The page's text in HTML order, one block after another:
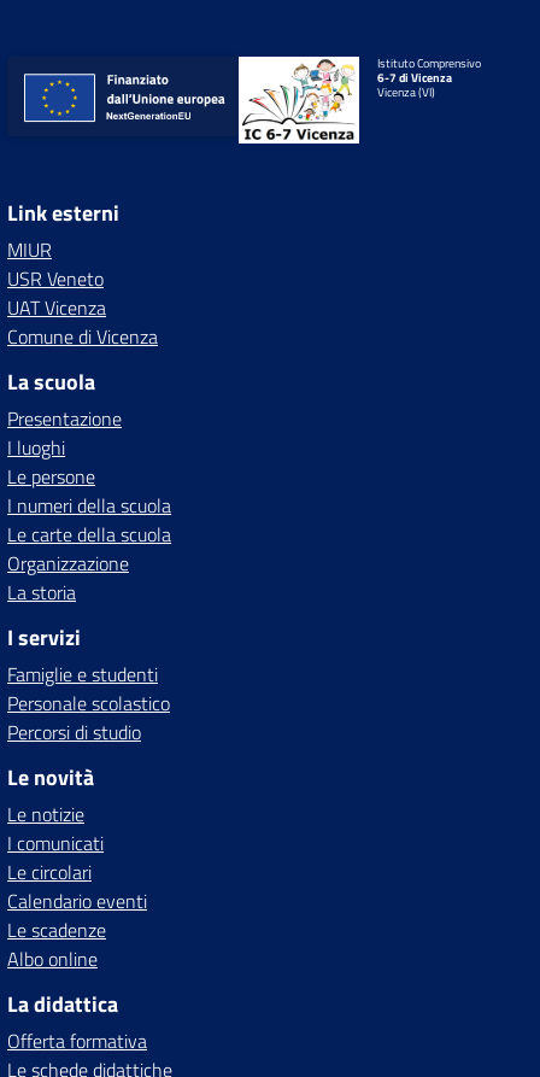
Istituto Comprensivo
6-7 di Vicenza
Vicenza (VI)
Link esterni
MIUR
USR Veneto
UAT Vicenza
Comune di Vicenza
La scuola
Presentazione
I luoghi
Le persone
I numeri della scuola
Le carte della scuola
Organizzazione
La storia
I servizi
Famiglie e studenti
Personale scolastico
Percorsi di studio
Le novità
Le notizie
I comunicati
Le circolari
Calendario eventi
Le scadenze
Albo online
La didattica
Offerta formativa
Le schede didattiche